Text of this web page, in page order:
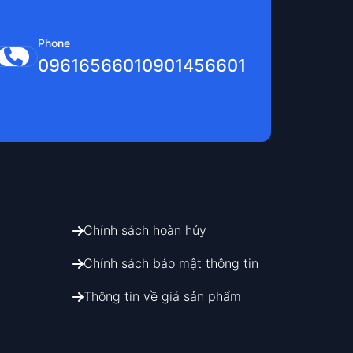
Phone
09616566010901456601
Chính sách hoàn hủy
Chính sách bảo mật thông tin
Thông tin về giá sản phẩm